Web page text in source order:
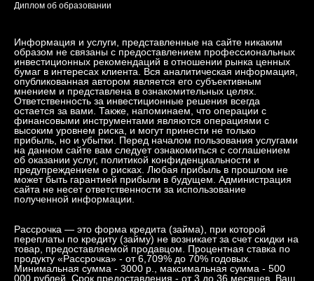
Диплом об образовании
Информация и услуги, представленные на сайте никаким
образом не связаны с предоставлением профессиональных
инвестиционных рекомендаций в отношении рынка ценных
бумаг в интересах клиента. Вся аналитическая информация,
опубликованная автором является его субъективным
мнением и представлена в ознакомительных целях.
Ответственность за инвестиционные решения всегда
остается за вами. Также, напоминаем, что операции с
финансовыми инструментами являются операциями с
высоким уровнем риска, и могут принести не только
прибыль, но и убытки. Перед началом пользования услугами
на данном сайте вам следует ознакомиться с соглашением
об оказании услуг, политикой конфиденциальности и
предупреждением о рисках. Любая прибыль в прошлом не
может быть гарантией прибыли в будущем. Администрация
сайта не несет ответственности за использование
полученной информации.
Рассрочка — это форма кредита (займа), при которой
переплаты по кредиту (займу) не возникает за счет скидки на
товар, предоставляемой продавцом. Процентная ставка по
продукту «Рассрочка» - от 6,709% до 70% годовых.
Минимальная сумма - 3000 р., максимальная сумма - 500
000 рублей. Срок предоставления - от 3 до 36 месяцев. Ваш